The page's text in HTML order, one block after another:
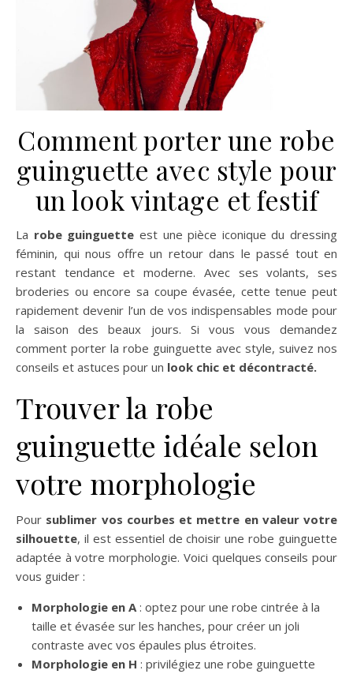
Comment porter une robe
guinguette avec style pour
un look vintage et festif
La robe guinguette est une pièce iconique du dressing
féminin, qui nous offre un retour dans le passé tout en
restant tendance et moderne. Avec ses volants, ses
broderies ou encore sa coupe évasée, cette tenue peut
rapidement devenir l’un de vos indispensables mode pour
la saison des beaux jours. Si vous vous demandez
comment porter la robe guinguette avec style, suivez nos
conseils et astuces pour un look chic et décontracté.
Trouver la robe
guinguette idéale selon
votre morphologie
Pour sublimer vos courbes et mettre en valeur votre
silhouette, il est essentiel de choisir une robe guinguette
adaptée à votre morphologie. Voici quelques conseils pour
vous guider :
Morphologie en A: optez pour une robe cintrée à la
taille et évasée sur les hanches, pour créer un joli
contraste avec vos épaules plus étroites.
Morphologie en H : privilégiez une robe guinguette